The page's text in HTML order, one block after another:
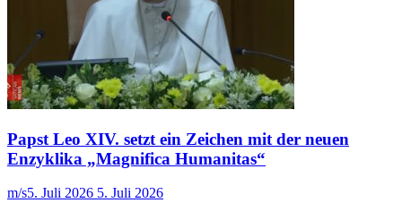
Papst Leo XIV. setzt ein Zeichen mit der neuen
Enzyklika „Magnifica Humanitas“
m/s5. Juli 2026 5. Juli 2026